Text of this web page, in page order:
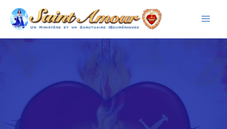
Aller
contenu